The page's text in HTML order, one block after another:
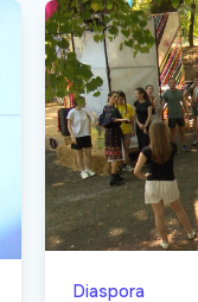
Diaspora